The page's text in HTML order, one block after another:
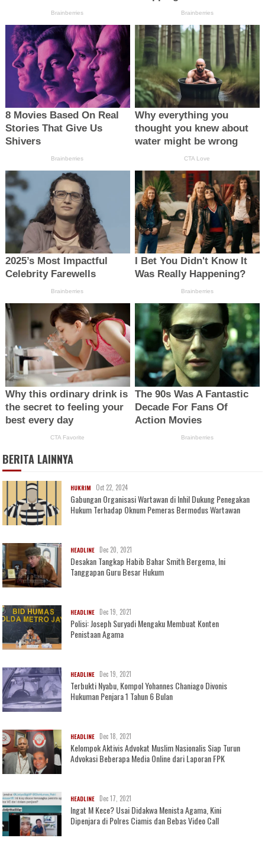
BERITA LAINNYA
HUKRIM Oct 22, 2024
Gabungan Organisasi Wartawan di Inhil Dukung Penegakan
Hukum Terhadap Oknum Pemeras Bermodus Wartawan
HEADLINE Dec 20, 2021
Desakan Tangkap Habib Bahar Smith Bergema, Ini
Tanggapan Guru Besar Hukum
HEADLINE Dec 19, 2021
Polisi: Joseph Suryadi Mengaku Membuat Konten
Penistaan Agama
HEADLINE Dec 19, 2021
Terbukti Nyabu, Kompol Yohannes Chaniago Divonis
Hukuman Penjara 1 Tahun 6 Bulan
HEADLINE Dec 18, 2021
Kelompok Aktivis Advokat Muslim Nasionalis Siap Turun
Advokasi Beberapa Media Online dari Laporan FPK
HEADLINE Dec 17, 2021
Ingat M Kece? Usai Didakwa Menista Agama, Kini
Dipenjara di Polres Ciamis dan Bebas Video Call